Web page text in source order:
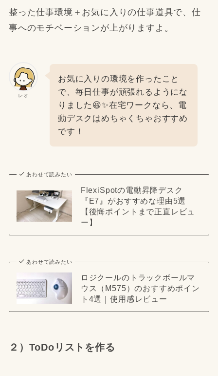
整った仕事環境＋お気に入りの仕事道具で、仕
事へのモチベーションが上がりますよ。
レオ
お気に入りの環境を作ったこと
で、毎日仕事が頑張れるようにな
りました😆✨在宅ワークなら、電
動デスクはめちゃくちゃおすすめ
です！
あわせて読みたい
FlexiSpotの電動昇降デスク
『E7』がおすすめな理由5選
【後悔ポイントまで正直レビュ
ー】
あわせて読みたい
ロジクールのトラックボールマ
ウス（M575）のおすすめポイン
ト4選｜使用感レビュー
２）ToDoリストを作る